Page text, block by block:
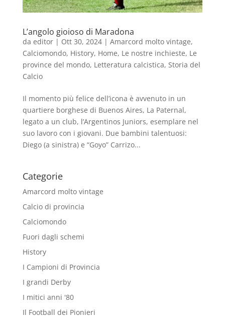
L’angolo gioioso di Maradona
da editor| Ott 30, 2024| Amarcord molto vintage,
Calciomondo, History, Home, Le nostre inchieste, Le
province del mondo, Letteratura calcistica, Storia del
Calcio
Il momento più felice dell’icona è avvenuto in un
quartiere borghese di Buenos Aires, La Paternal,
legato a un club, l’Argentinos Juniors, esemplare nel
suo lavoro con i giovani. Due bambini talentuosi:
Diego (a sinistra) e “Goyo” Carrizo...
Categorie
Amarcord molto vintage
Calcio di provincia
Calciomondo
Fuori dagli schemi
History
I Campioni di Provincia
I grandi Derby
I mitici anni '80
Il Football dei Pionieri